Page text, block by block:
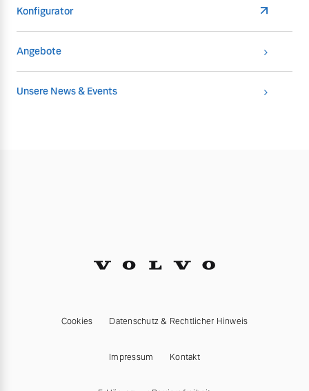
Konfigurator
Angebote
Unsere News & Events
Cookies Datenschutz & Rechtlicher Hinweis
Impressum Kontakt